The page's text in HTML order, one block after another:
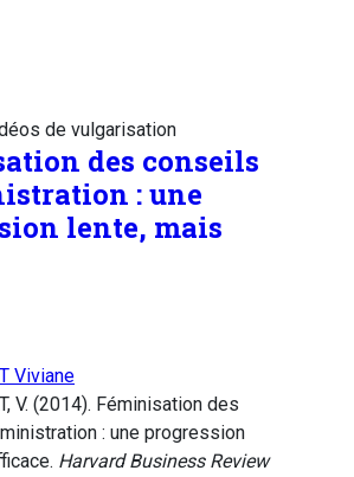
de vulgarisation
des conseils
: une
lente, mais
Viviane
V. (2014). Féminisation des
: une progression
Harvard Business Review